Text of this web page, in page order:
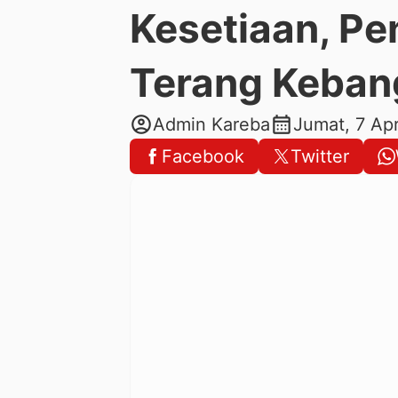
Kesetiaan,
Terang
account_circleAdmin Karebacalendar_monthJumat, 7
Facebook
Twitter